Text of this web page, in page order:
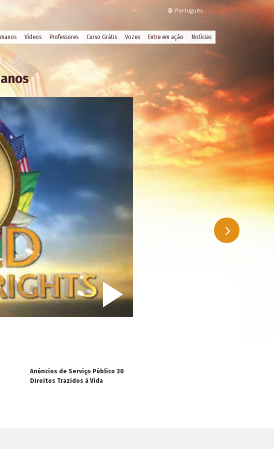
Português
Vídeos Professores Curso Grátis Vozes Entre em ação Notícias
Anúncios de Serviço Público 30
Direitos Trazidos à Vida